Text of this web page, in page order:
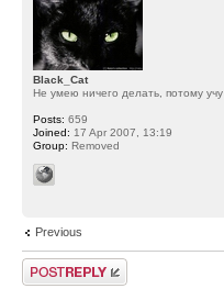
Black_Cat
Не умею ничего делать, потому учу
Posts: 659
Joined: 17 Apr 2007, 13:19
Group: Removed
Previous
Post a reply